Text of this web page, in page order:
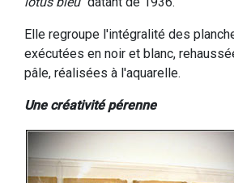
Elle regroupe l'intégralité des
exécutées en noir et blanc,
pâle, réalisées à l'aquarelle.
Une créativité pérenne